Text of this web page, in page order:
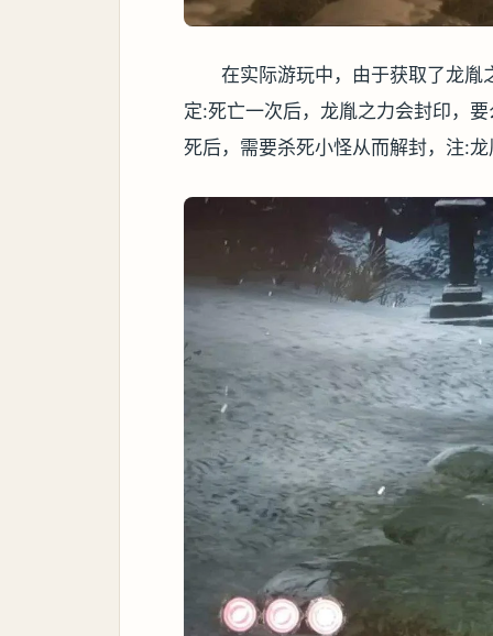
在实际游玩中，由于获取了龙
定:死亡一次后，龙胤之力会封印，
死后，需要杀死小怪从而解封，注: